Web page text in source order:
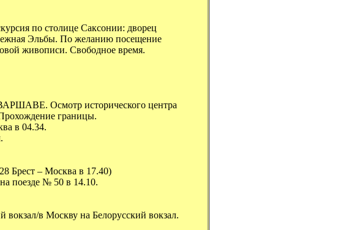
по столице Саксонии: дворец
Эльбы. По желанию посещение
живописи. Свободное время.
Осмотр исторического центра
границы.
в 04.34.
Брест – Москва в 17.40)
поезде № 50 в 14.10.
в Москву на Белорусский вокзал.